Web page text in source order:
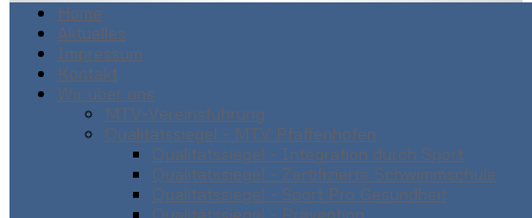
Home
Aktuelles
Impressum
Kontakt
Wir über uns
MTV-Vereinsführung
Qualitätssiegel - MTV Pfaffenhofen
Qualitätssiegel - Integration durch Sport
Qualitätssiegel - Zertifizierte Schwimmschule
Qualitätssiegel - Sport Pro Gesundheit
Qualitätssiegel - Prävention